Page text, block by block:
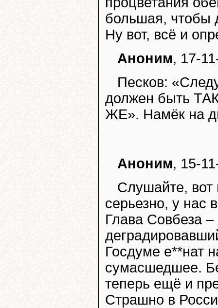
большая, чтобы
Ну вот, всё и
Аноним, 17-
Песков:
должен быть
ЖЕ». Намёк на
Аноним, 15-
Слушайте, вот
серьезно, у нас
Глава Совбеза –
Госдуме е**нат
сумасшедшее.
теперь ещё и
Страшно в